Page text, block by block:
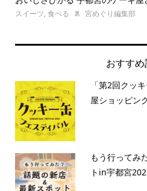
スイーツ, 食べる 宮めぐり編集部
おすす
「第2回クッ
屋ショッピン
もう行ってみ
トin宇都宮